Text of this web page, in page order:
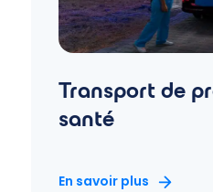
Transport de
santé
En savoir plus